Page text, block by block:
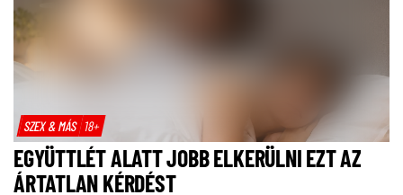
SZEX & MÁS 18+
EGYÜTTLÉT ALATT JOBB ELKERÜLNI EZT AZ
ÁRTATLAN KÉRDÉST